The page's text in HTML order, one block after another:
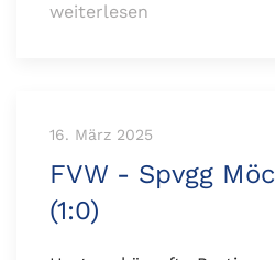
weiterlesen
16. März 2025
FVW - Spvgg
(1:0)